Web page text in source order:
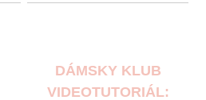
DÁMSKY KLUB
VIDEOTUTORIÁL: